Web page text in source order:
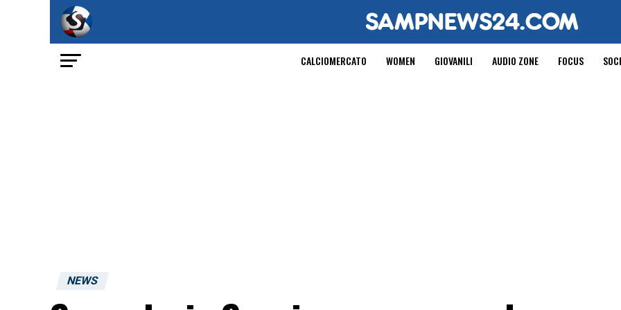
CALCIOMERCATO WOMEN GIOVANILI AUDIO ZONE FOCUS
NEWS